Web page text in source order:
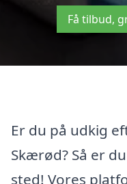
Få tilbud,
Er du på udkig
Skærød? Så er
sted! Vores